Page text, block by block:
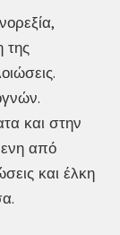
της
και στην
από
και έλκη